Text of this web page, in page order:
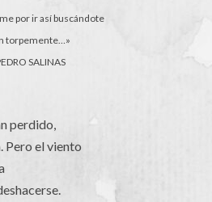
por ir así buscándote
torpemente…»
SALINAS
perdido,
Pero el viento